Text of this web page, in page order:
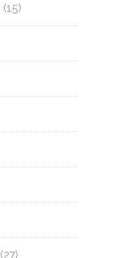
(15)
(27)